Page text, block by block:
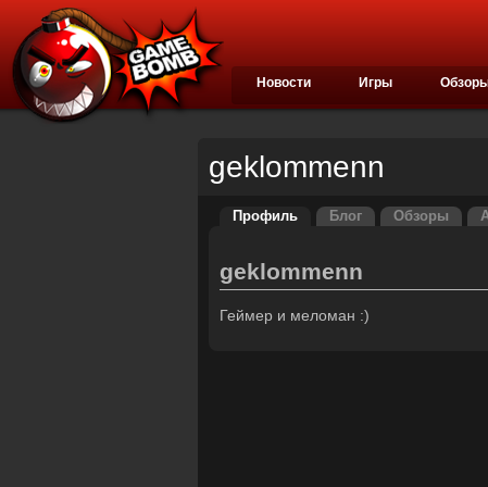
Новости Игры
geklommenn
Профиль Блог Обзоры
geklommenn
Геймер и меломан :)